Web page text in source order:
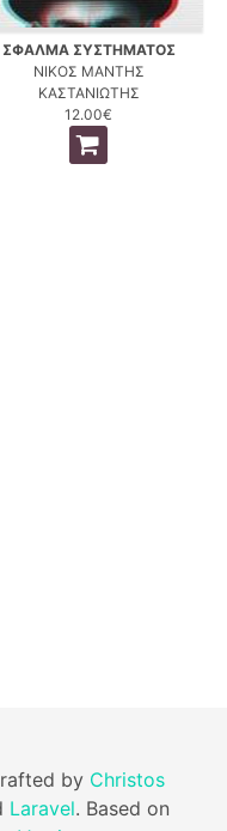
ΣΦΑΛΜΑ ΣΥΣΤΗΜΑΤΟΣ
ΝΙΚΟΣ ΜΑΝΤΗΣ
ΚΑΣΤΑΝΙΩΤΗΣ
12.00€
by Christos
Laravel. Based on